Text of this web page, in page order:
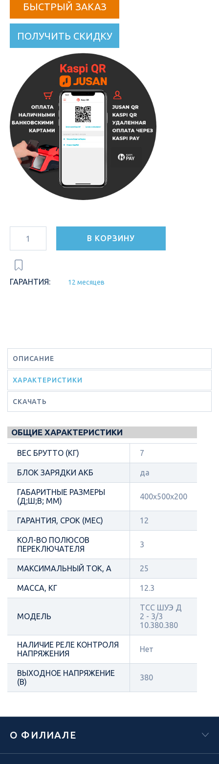
БЫСТРЫЙ ЗАКАЗ
ПОЛУЧИТЬ СКИДКУ
В КОРЗИНУ
ГАРАНТИЯ: 12 месяцев
ОПИСАНИЕ
ХАРАКТЕРИСТИКИ
СКАЧАТЬ
ОБЩИЕ ХАРАКТЕРИСТИКИ
ВЕС БРУТТО (КГ) 7
БЛОК ЗАРЯДКИ АКБ да
ГАБАРИТНЫЕ РАЗМЕРЫ
(Д;Ш;В; ММ)
400х500х200
ГАРАНТИЯ, СРОК (МЕС) 12
КОЛ-ВО ПОЛЮСОВ
ПЕРЕКЛЮЧАТЕЛЯ
3
МАКСИМАЛЬНЫЙ ТОК, А 25
МАССА, КГ 12.3
МОДЕЛЬ
ТСС ШУЭ Д
2 - 3/3
10.380.380
НАЛИЧИЕ РЕЛЕ КОНТРОЛЯ
НАПРЯЖЕНИЯ
Нет
ВЫХОДНОЕ НАПРЯЖЕНИЕ
(В)
380
О ФИЛИАЛЕ